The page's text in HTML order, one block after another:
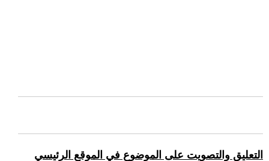
التعليق والتصويت على الموضوع في الموقع الرئيسي